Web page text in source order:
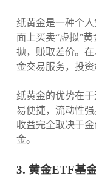
纸黄金是一种个
面上买卖“虚拟”
抛，赚取差价。
金交易服务，投资
纸黄金的优势在
易便捷，流动性
收益完全取决于
金。
3. 黄金ETF基